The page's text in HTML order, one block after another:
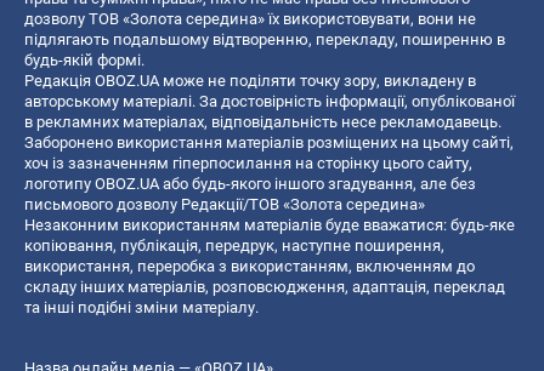
дозволу ТОВ «Золота середина» їх використовувати, вони не
підлягають подальшому відтворенню, перекладу, поширенню в
будь-якій формі.
Редакція OBOZ.UA може не поділяти точку зору, викладену в
авторському матеріалі. За достовірність інформації, опублікованої
в рекламних матеріалах, відповідальність несе рекламодавець.
Заборонено використання матеріалів розміщених на цьому сайті,
хоч із зазначенням гіперпосилання на сторінку цього сайту,
логотипу OBOZ.UA або будь-якого іншого згадування, але без
письмового дозволу Редакції/ТОВ «Золота середина»
Незаконним використанням матеріалів буде вважатися: будь-яке
копiювання, публiкацiя, передрук, наступне поширення,
використання, переробка з використанням, включенням до
складу інших матеріалів, розповсюдження, адаптація, переклад
та інші подібні зміни матеріалу.